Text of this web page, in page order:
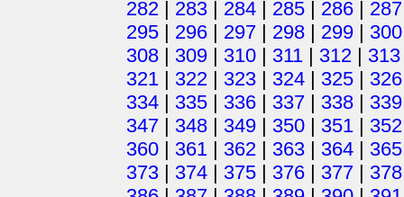
282 | 283 | 284 | 285 | 286 | 287
295 | 296 | 297 | 298 | 299 | 300
308 | 309 | 310 | 311 | 312 | 313
321 | 322 | 323 | 324 | 325 | 326
334 | 335 | 336 | 337 | 338 | 339
347 | 348 | 349 | 350 | 351 | 352
360 | 361 | 362 | 363 | 364 | 365
373 | 374 | 375 | 376 | 377 | 378